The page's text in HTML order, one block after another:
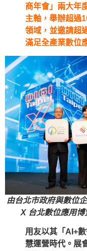
商年會」兩大年
主軸，舉辦超過
領域，並邀請超
滿足全產業數位
由台北市政府與數位
X 台北數位應用博
用友以其「AI+
慧運營時代。展